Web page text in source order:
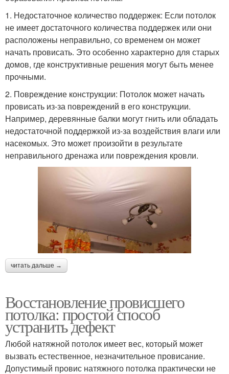
1. Недостаточное количество поддержек: Если потолок
не имеет достаточного количества поддержек или они
расположены неправильно, со временем он может
начать провисать. Это особенно характерно для старых
домов, где конструктивные решения могут быть менее
прочными.
2. Повреждение конструкции: Потолок может начать
провисать из-за повреждений в его конструкции.
Например, деревянные балки могут гнить или обладать
недостаточной поддержкой из-за воздействия влаги или
насекомых. Это может произойти в результате
неправильного дренажа или повреждения кровли.
читать дальше →
Восстановление провисшего
потолка: простой способ
устранить дефект
Любой натяжной потолок имеет вес, который может
вызвать естественное, незначительное провисание.
Допустимый провис натяжного потолка практически не